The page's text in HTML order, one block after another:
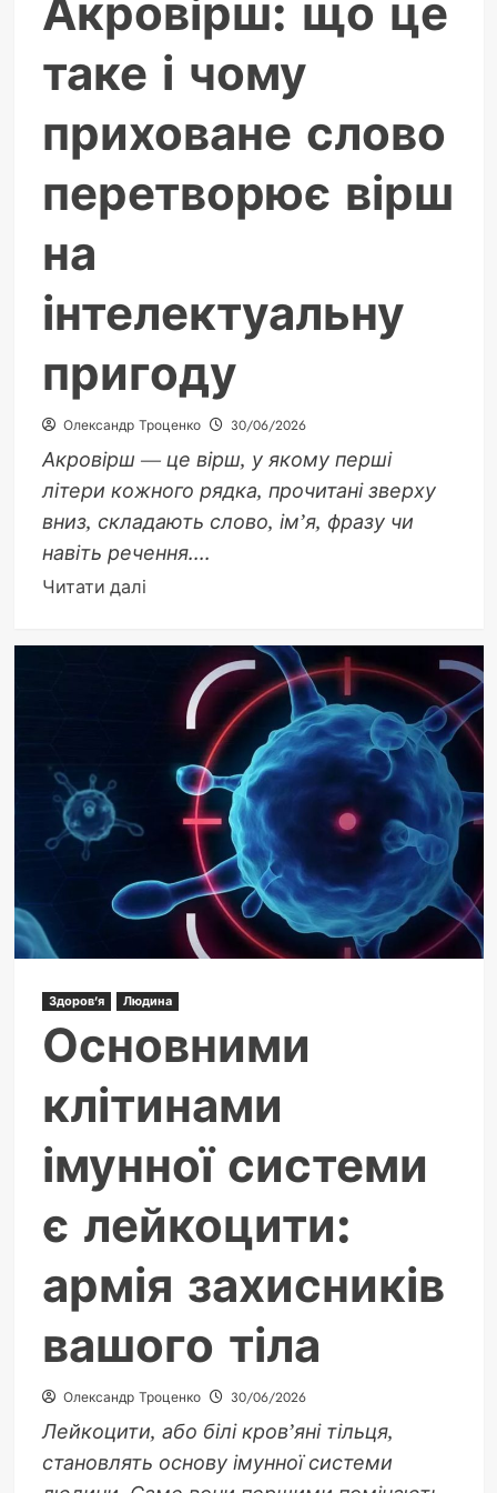
Акровірш: що це
таке і чому
приховане слово
перетворює вірш
на
інтелектуальну
пригоду
Олександр Троценко 30/06/2026
Акровірш — це вірш, у якому перші
літери кожного рядка, прочитані зверху
вниз, складають слово, ім’я, фразу чи
навіть речення....
Читати даліДокладніше
Акровірш:
таке
чому
приховане
слово
перетворює
вірш
на
інтелектуальну
Здоров'я Людина
Основними
клітинами
імунної системи
є лейкоцити:
армія захисників
вашого тіла
Олександр Троценко 30/06/2026
Лейкоцити, або білі кров’яні тільця,
становлять основу імунної системи